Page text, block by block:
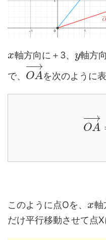
x軸方向に＋3、 y軸方
で、 OA
−→
−
を次のように
OA
−→
−
このように点Oを、 x軸
だけ平行移動させて点